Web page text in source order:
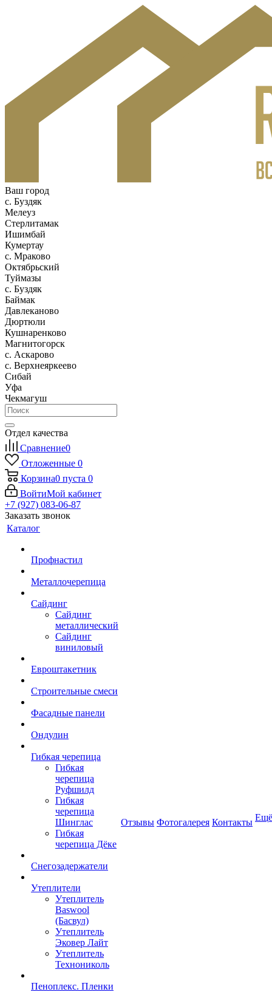
Ваш город
c. Буздяк
Мелеуз
Стерлитамак
Ишимбай
Кумертау
c. Мраково
Октябрьский
Туймазы
c. Буздяк
Баймак
Давлеканово
Дюртюли
Кушнаренково
Магнитогорск
с. Аскарово
с. Верхнеяркеево
Сибай
Уфа
Чекмагуш
Отдел качества
Сравнение0
Отложенные 0
Корзина0 пуста 0
ВойтиМой кабинет
+7 (927) 083-06-87
Заказать звонок
Каталог
Профнастил
Металлочерепица
Сайдинг
Сайдинг
металлический
Сайдинг
виниловый
Евроштакетник
Строительные смеси
Фасадные панели
Ондулин
Гибкая черепица
Гибкая
черепица
Руфшилд
Гибкая
черепица
Шинглас
Гибкая
черепица Дёке
Снегозадержатели
Утеплители
Утеплитель
Baswool
(Басвул)
Утеплитель
Эковер Лайт
Утеплитель
Технониколь
Пеноплекс. Пленки
Отзывы Фотогалерея Контакты Ещё